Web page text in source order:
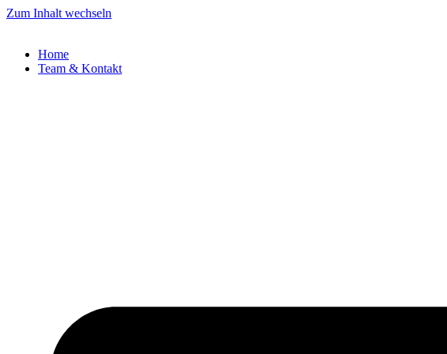
Zum Inhalt wechseln
Home
Team & Kontakt